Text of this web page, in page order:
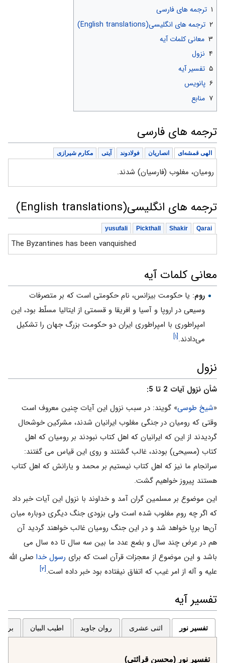
۱ ترجمه های فارسی
۲ ترجمه های انگلیسی(English translations)
۳ معانی کلمات آیه
۴ نزول
۵ تفسیر آیه
۶ پانویس
۷ منابع
ترجمه های فارسی
الهی قمشه‌ای انصاریان فولادوند آیتی مکارم شیرازی
رومیان، مغلوب (فارسیان) شدند.
ترجمه های انگلیسی(English translations)
Qarai
Shakir
Pickthall
yusufali
The Byzantines has been vanquished
معانی کلمات آیه
روم: يا حكومت بيزانس، نام حكومتى است كه بر متصرفات
وسيعى در اروپا و آسيا و افريقا و قسمتى از ايتاليا مسلّط بود، اين
امپراطورى با امپراطورى ايران دو حكومت بزرگ جهان را تشكيل
مى‌‏دادند.[۱]
نزول
شأن نزول آیات 2 تا 5:
«شیخ طوسى» گویند: در سبب نزول این آیات چنین معروف است
وقتى که رومیان در جنگى مغلوب ایرانیان شدند، مشرکین خوشحال
گردیدند از این که ایرانیان که اهل کتاب نبودند بر رومیان که اهل
کتاب (مسیحى) بودند، غالب گشتند و روى این قیاس مى گفتند:
سرانجام ما نیز که اهل کتاب نیستیم بر محمد و یارانش که اهل کتاب
هستند پیروز خواهیم گشت.
این موضوع بر مسلمین گران آمد و خداوند با نزول این آیات خبر داد
که اگر چه روم مغلوب شده است ولى بزودى جنگ دیگرى دوباره میان
آن‌ها برپا خواهد شد و در این جنگ رومیان غالب خواهند گردید آن
هم در عرض چند سال و بضع عدد ما بین سه سال تا ده سال مى
باشد و این موضوع از معجزات قرآن است که براى رسول خدا صلى الله
علیه و آله از امر غیب که اتفاق نیفتاده بود خبر داده است.[۲]
تفسیر آیه
تفسیر نور اثنی عشری روان جاوید اطیب البیان
تفسیر نور (محسن قرائتی)